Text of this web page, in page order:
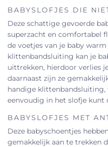
BABYSLOFJES DIE
Deze schattige gevoerde
superzacht en comfortabel
de voetjes van je baby
klittenbandsluiting kan je
uittrekken, hierdoor verlies
daarnaast zijn ze
handige klittenbandsluiting,
eenvoudig in het slofje kunt
BABYSLOFJES MET
Deze babyschoentjes
gemakkelijk aan te trekken